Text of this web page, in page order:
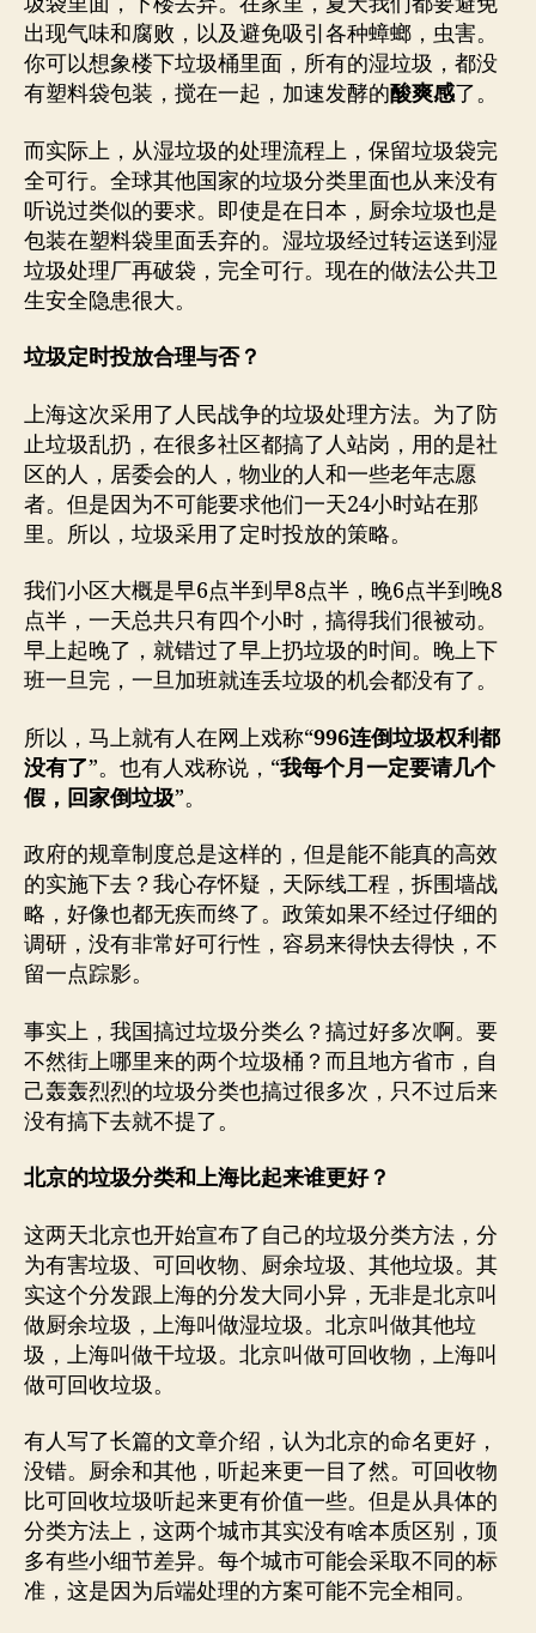
出现气味和腐败，以及避免吸引各种蟑螂，虫害。
你可以想象楼下垃圾桶里面，所有的湿垃圾，都没
有塑料袋包装，搅在一起，加速发酵的酸爽感了。
而实际上，从湿垃圾的处理流程上，保留垃圾袋完
全可行。全球其他国家的垃圾分类里面也从来没有
听说过类似的要求。即使是在日本，厨余垃圾也是
包装在塑料袋里面丢弃的。湿垃圾经过转运送到湿
垃圾处理厂再破袋，完全可行。现在的做法公共卫
生安全隐患很大。
垃圾定时投放合理与否？
上海这次采用了人民战争的垃圾处理方法。为了防
止垃圾乱扔，在很多社区都搞了人站岗，用的是社
区的人，居委会的人，物业的人和一些老年志愿
者。但是因为不可能要求他们一天24小时站在那
里。所以，垃圾采用了定时投放的策略。
我们小区大概是早6点半到早8点半，晚6点半到晚8
点半，一天总共只有四个小时，搞得我们很被动。
早上起晚了，就错过了早上扔垃圾的时间。晚上下
班一旦完，一旦加班就连丢垃圾的机会都没有了。
所以，马上就有人在网上戏称“996连倒垃圾权利都
没有了”。也有人戏称说，“我每个月一定要请几个
假，回家倒垃圾”。
政府的规章制度总是这样的，但是能不能真的高效
的实施下去？我心存怀疑，天际线工程，拆围墙战
略，好像也都无疾而终了。政策如果不经过仔细的
调研，没有非常好可行性，容易来得快去得快，不
留一点踪影。
事实上，我国搞过垃圾分类么？搞过好多次啊。要
不然街上哪里来的两个垃圾桶？而且地方省市，自
己轰轰烈烈的垃圾分类也搞过很多次，只不过后来
没有搞下去就不提了。
北京的垃圾分类和上海比起来谁更好？
这两天北京也开始宣布了自己的垃圾分类方法，分
为有害垃圾、可回收物、厨余垃圾、其他垃圾。其
实这个分发跟上海的分发大同小异，无非是北京叫
做厨余垃圾，上海叫做湿垃圾。北京叫做其他垃
圾，上海叫做干垃圾。北京叫做可回收物，上海叫
做可回收垃圾。
有人写了长篇的文章介绍，认为北京的命名更好，
没错。厨余和其他，听起来更一目了然。可回收物
比可回收垃圾听起来更有价值一些。但是从具体的
分类方法上，这两个城市其实没有啥本质区别，顶
多有些小细节差异。每个城市可能会采取不同的标
准，这是因为后端处理的方案可能不完全相同。